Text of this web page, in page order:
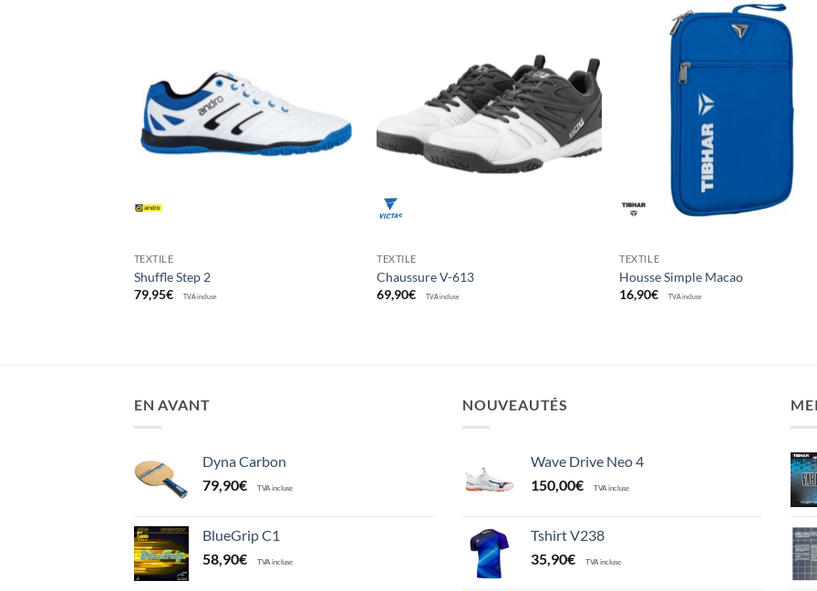
TEXTILE
Shuffle Step 2
79,95€ TVA incluse
souhaits
TEXTILE
Chaussure V-613
69,90€ TVA incluse
TEXTILE
Housse Simple Macao
16,90€ TVA incluse
EN AVANT
Dyna Carbon
79,90€ TVA incluse
BlueGrip C1
58,90€ TVA incluse
NOUVEAUTÉS
Wave Drive Neo 4
150,00€ TVA incluse
Tshirt V238
35,90€ TVA incluse